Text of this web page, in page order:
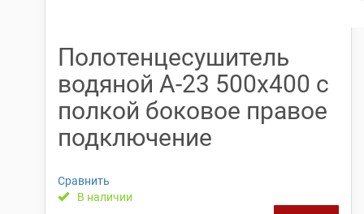
Полотенцесушитель
водяной А-23 500х400 с
полкой боковое правое
подключение
Сравнить
В наличии